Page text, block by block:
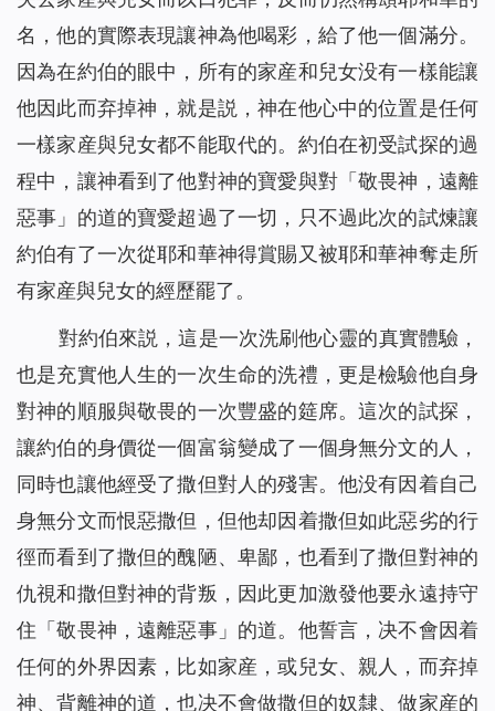
名，他的實際表現讓神為他喝彩，給了他一個滿分。
因為在約伯的眼中，所有的家産和兒女没有一樣能讓
他因此而弃掉神，就是説，神在他心中的位置是任何
一樣家産與兒女都不能取代的。約伯在初受試探的過
程中，讓神看到了他對神的寶愛與對「敬畏神，遠離
惡事」的道的寶愛超過了一切，只不過此次的試煉讓
約伯有了一次從耶和華神得賞賜又被耶和華神奪走所
有家産與兒女的經歷罷了。
對約伯來説，這是一次洗刷他心靈的真實體驗，
也是充實他人生的一次生命的洗禮，更是檢驗他自身
對神的順服與敬畏的一次豐盛的筵席。這次的試探，
讓約伯的身價從一個富翁變成了一個身無分文的人，
同時也讓他經受了撒但對人的殘害。他没有因着自己
身無分文而恨惡撒但，但他却因着撒但如此惡劣的行
徑而看到了撒但的醜陋、卑鄙，也看到了撒但對神的
仇視和撒但對神的背叛，因此更加激發他要永遠持守
住「敬畏神，遠離惡事」的道。他誓言，决不會因着
任何的外界因素，比如家産，或兒女、親人，而弃掉
神、背離神的道，也决不會做撒但的奴隸、做家産的